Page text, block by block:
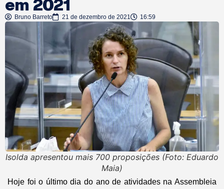
em 2021
Bruno Barreto 21 de dezembro de 2021 16:59
Isolda apresentou mais 700 proposições (Foto: Eduardo
Maia)
Hoje foi o último dia do ano de atividades na Assembleia